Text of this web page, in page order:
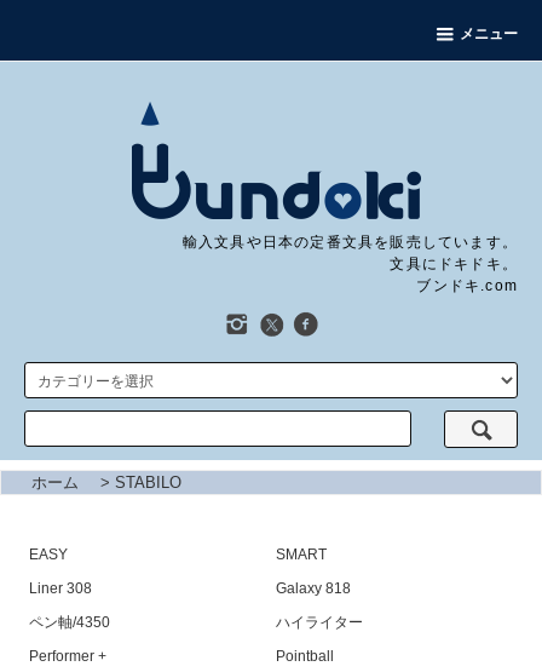
メニュー
輸入文具や日本の定番文具を販売しています。
文具にドキドキ。
ブンドキ.com
ホーム > STABILO
EASY
SMART
Liner 308
Galaxy 818
ペン軸/4350
ハイライター
Performer +
Pointball